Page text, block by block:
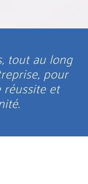
tout au long
pour
et